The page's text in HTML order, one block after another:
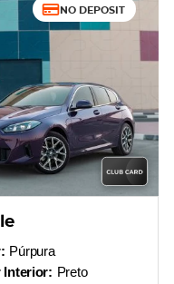
NO DEPOSIT
Púrpura
Interior: Preto